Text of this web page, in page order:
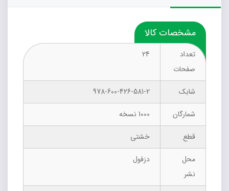
مشخصات کالا
تعداد
صفحات
24
شابک
978-600-426-581-2
شمارگان
1000 نسخه
قطع
خشتی
محل
نشر
دزفول